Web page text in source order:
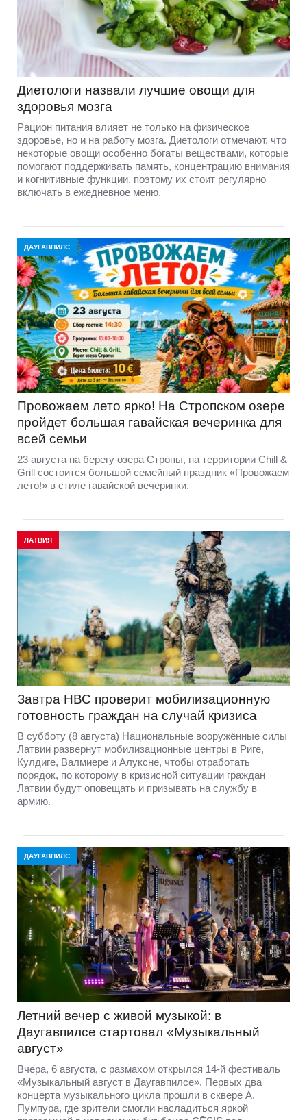
Диетологи назвали лучшие овощи для
здоровья мозга
Рацион питания влияет не только на физическое
здоровье, но и на работу мозга. Диетологи отмечают, что
некоторые овощи особенно богаты веществами, которые
помогают поддерживать память, концентрацию внимания
и когнитивные функции, поэтому их стоит регулярно
включать в ежедневное меню.
ДАУГАВПИЛС
Провожаем лето ярко! На Стропском озере
пройдет большая гавайская вечеринка для
всей семьи
23 августа на берегу озера Стропы, на территории Chill &
Grill состоится большой семейный праздник «Провожаем
лето!» в стиле гавайской вечеринки.
ЛАТВИЯ
Завтра НВС проверит мобилизационную
готовность граждан на случай кризиса
В субботу (8 августа) Национальные вооружённые силы
Латвии развернут мобилизационные центры в Риге,
Кулдиге, Валмиере и Алуксне, чтобы отработать
порядок, по которому в кризисной ситуации граждан
Латвии будут оповещать и призывать на службу в
армию.
ДАУГАВПИЛС
Летний вечер с живой музыкой: в
Даугавпилсе стартовал «Музыкальный
август»
Вчера, 6 августа, с размахом открылся 14-й фестиваль
«Музыкальный август в Даугавпилсе». Первых два
концерта музыкального цикла прошли в сквере А.
Пумпура, где зрители смогли насладиться яркой